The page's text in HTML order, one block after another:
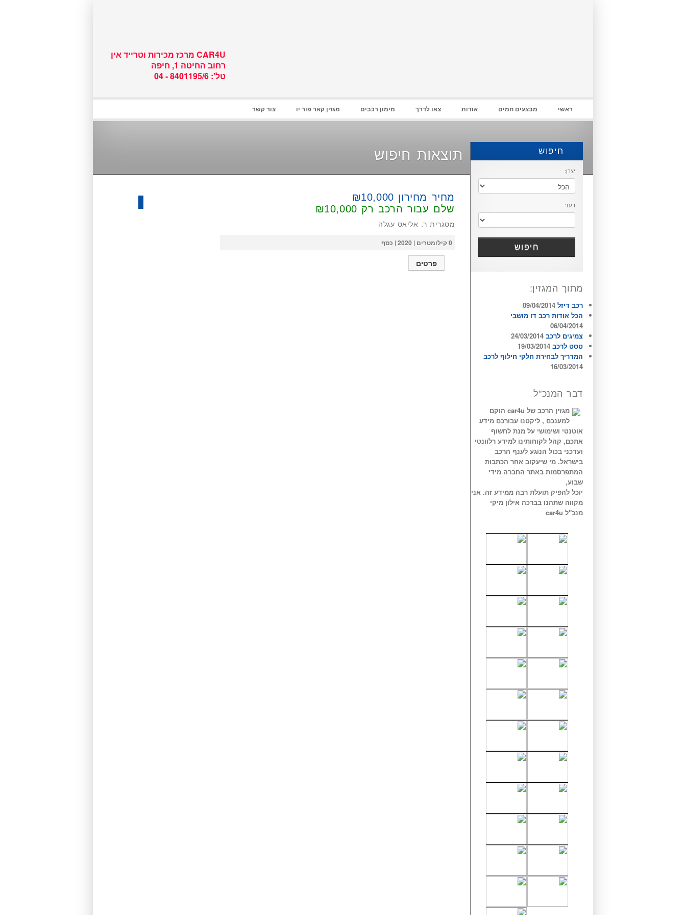
CAR4U מרכז מכירות וטרייד אין
רחוב החיטה 1, חיפה
טל': 8401195/6 - 04
ראשי מבצעים חמים אודות צאו לדרך מימון רכבים מגזין קאר פור יו צור קשר
תוצאות חיפוש חיפוש
יצרן:
דגם:
חיפוש
מתוך המגזין:
רכב דיזל 09/04/2014
הכל אודות רכב דו מושבי
06/04/2014
צמיגים לרכב 24/03/2014
טסט לרכב 19/03/2014
המדריך לבחירת חלקי חילוף לרכב
16/03/2014
דבר המנכ"ל
מגזין הרכב של car4u הוקם
למענכם , ליקטנו עבורכם מידע
אוטנטי ושימושי על מנת לחשוף
אתכם, קהל לקוחותינו למידע רלוונטי
ועדכני בכול הנוגע לענף הרכב
בישראל. מי שיעקוב אחר הכתבות
המתפרסמות באתר החברה מידי
שבוע,
יוכל להפיק תועלת רבה ממידע זה. אני
מקווה שתהנו בברכה אילון מיקי
מנכ"ל car4u
מחיר מחירון ₪10,000
שלם עבור הרכב רק ₪10,000
מסגרית ר. אליאס עגלה
0 קילומטרים | 2020 | כסף
פרטים